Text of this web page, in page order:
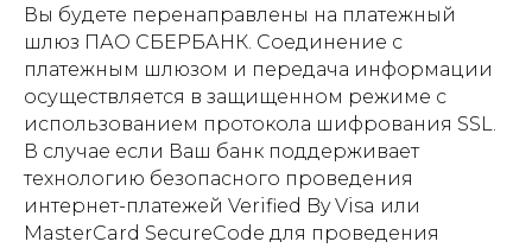
Вы будете перенаправлены на платежный
шлюз ПАО СБЕРБАНК. Соединение с
платежным шлюзом и передача информации
осуществляется в защищенном режиме с
использованием протокола шифрования SSL.
В случае если Ваш банк поддерживает
технологию безопасного проведения
интернет-платежей Verified By Visa или
MasterCard SecureCode для проведения